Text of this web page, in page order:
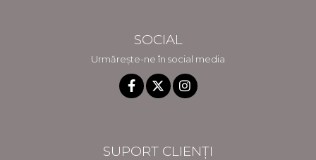
SOCIAL
Urmărește-ne în social media
SUPORT CLIENȚI